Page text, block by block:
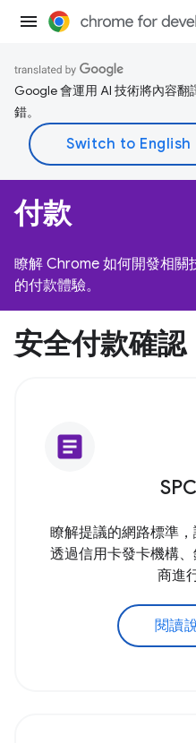
Google 會運用 AI 技術將內容翻
錯。
付款
瞭解 Chrome 如何開發相關
的付款體驗。
安全付款確認
article
瞭解提議的網路標準
透過信用卡發卡機構
商進
閱讀